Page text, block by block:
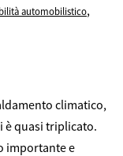
automobilistico,
climatico,
è quasi triplicato.
importante e